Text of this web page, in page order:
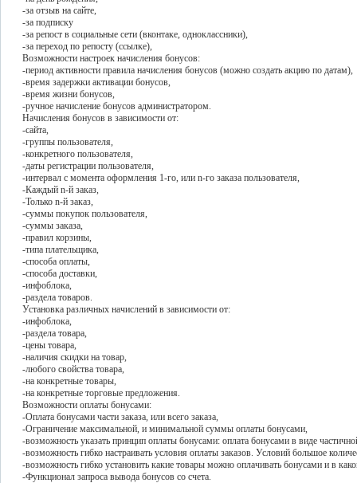
-за отзыв на сайте,
-за подписку
-за репост в социальные сети (вконтаке, одноклассники),
-за переход по репосту (ссылке),
Возможности настроек начисления бонусов:
-период активности правила начисления бонусов (можно создать акцию по датам),
-время задержки активации бонусов,
-время жизни бонусов,
-ручное начисление бонусов администратором.
Начисления бонусов в зависимости от:
-сайта,
-группы пользователя,
-конкретного пользователя,
-даты регистрации пользователя,
-интервал с момента оформления 1-го, или n-го заказа пользователя,
-Каждый n-й заказ,
-Только n-й заказ,
-суммы покупок пользователя,
-суммы заказа,
-правил корзины,
-типа плательщика,
-способа оплаты,
-способа доставки,
-инфоблока,
-раздела товаров.
Установка различных начислений в зависимости от:
-инфоблока,
-раздела товара,
-цены товара,
-наличия скидки на товар,
-любого свойства товара,
-на конкретные товары,
-на конкретные торговые предложения.
Возможности оплаты бонусами:
-Оплата бонусами части заказа, или всего заказа,
-Ограничение максимальной, и минимальной суммы оплаты бонусами,
-возможность указать принцип оплаты бонусами: оплата бонусами в виде
-возможность гибко настраивать условия оплаты заказов. Условий большое
-возможность гибко установить какие товары можно оплачивать бонусами и в
-Функционал запроса вывода бонусов со счета.